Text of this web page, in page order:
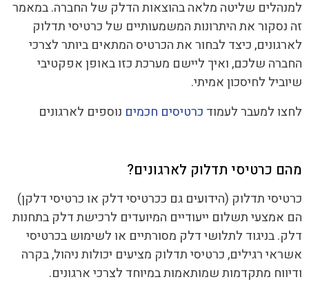
למנהלים שליטה מלאה בהוצאות הדלק של החברה. במאמר
זה נסקור את היתרונות המשמעותיים של כרטיסי תדלוק
לארגונים, כיצד לבחור את הכרטיס המתאים ביותר לצרכי
החברה שלכם, ואיך ליישם מערכת כזו באופן אפקטיבי
שיוביל לחיסכון אמיתי.
לחצו למעבר לעמוד כרטיסים חכמים נוספים לארגונים
מהם כרטיסי תדלוק לארגונים?
כרטיסי תדלוק (הידועים גם ככרטיסי דלק או כרטיסי דלקן)
הם אמצעי תשלום ייעודיים המיועדים לרכישת דלק בתחנות
דלק. בניגוד לתלושי דלק מסורתיים או לשימוש בכרטיסי
אשראי רגילים, כרטיסי תדלוק מציעים יכולות ניהול, בקרה
ודיווח מתקדמות שמותאמות במיוחד לצרכי ארגונים.